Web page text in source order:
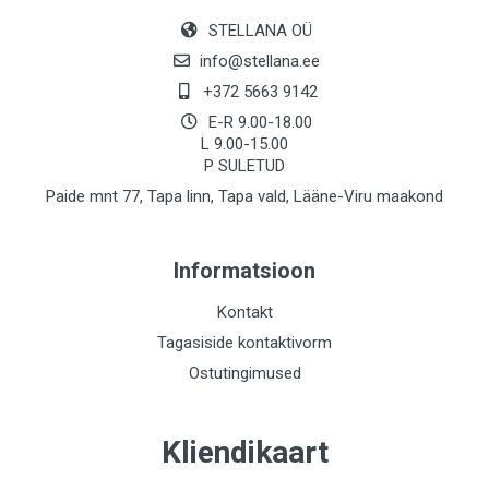
STELLANA OÜ
info@stellana.ee
+372 5663 9142
E-R 9.00-18.00
L 9.00-15.00
P SULETUD
Paide mnt 77, Tapa linn, Tapa vald, Lääne-Viru maakond
Informatsioon
Kontakt
Tagasiside kontaktivorm
Ostutingimused
Kliendikaart